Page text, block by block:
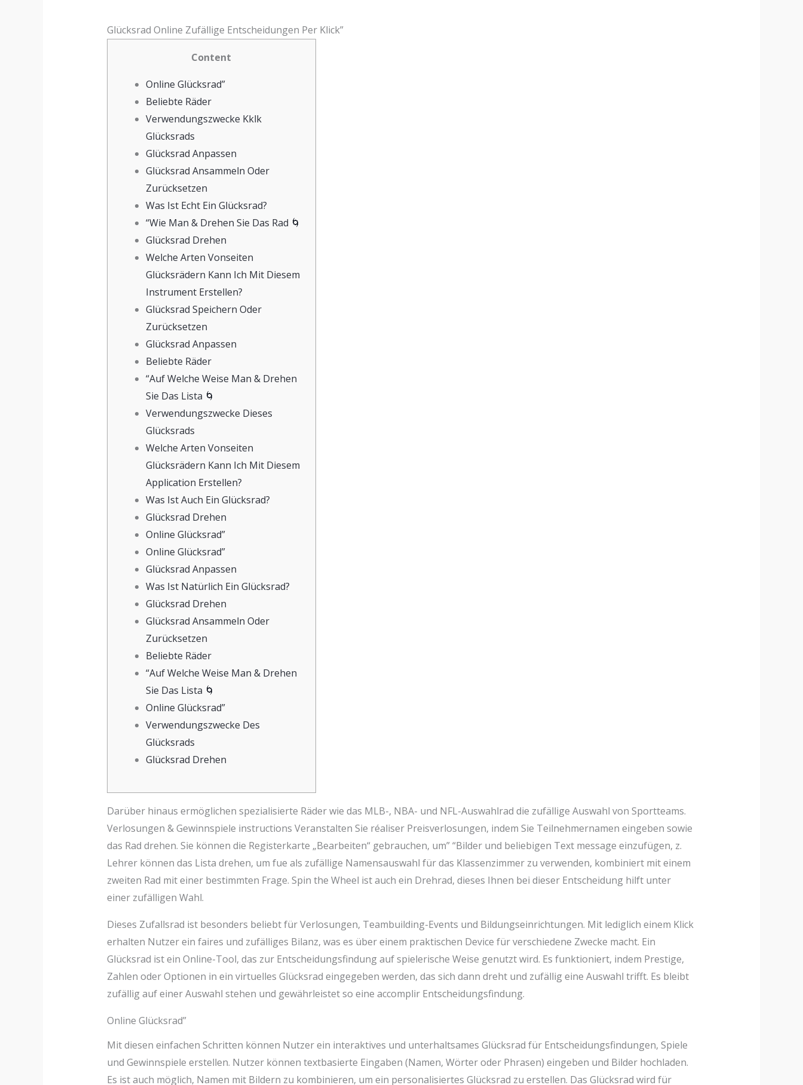
Glücksrad Online Zufällige Entscheidungen Per Klick”
Content
Online Glücksrad”
Beliebte Räder
Verwendungszwecke Kklk
Glücksrads
Glücksrad Anpassen
Glücksrad Ansammeln Oder
Zurücksetzen
Was Ist Echt Ein Glücksrad?
“Wie Man & Drehen Sie Das Rad 🌀
Glücksrad Drehen
Welche Arten Vonseiten
Glücksrädern Kann Ich Mit Diesem
Instrument Erstellen?
Glücksrad Speichern Oder
Zurücksetzen
Glücksrad Anpassen
Beliebte Räder
“Auf Welche Weise Man & Drehen
Sie Das Lista 🌀
Verwendungszwecke Dieses
Glücksrads
Welche Arten Vonseiten
Glücksrädern Kann Ich Mit Diesem
Application Erstellen?
Was Ist Auch Ein Glücksrad?
Glücksrad Drehen
Online Glücksrad”
Online Glücksrad”
Glücksrad Anpassen
Was Ist Natürlich Ein Glücksrad?
Glücksrad Drehen
Glücksrad Ansammeln Oder
Zurücksetzen
Beliebte Räder
“Auf Welche Weise Man & Drehen
Sie Das Lista 🌀
Online Glücksrad”
Verwendungszwecke Des
Glücksrads
Glücksrad Drehen
Darüber hinaus ermöglichen spezialisierte Räder wie das MLB-, NBA- und NFL-Auswahlrad die zufällige Auswahl von Sportteams.
Verlosungen & Gewinnspiele instructions Veranstalten Sie réaliser Preisverlosungen, indem Sie Teilnehmernamen eingeben sowie
das Rad drehen. Sie können die Registerkarte „Bearbeiten“ gebrauchen, um” “Bilder und beliebigen Text message einzufügen, z.
Lehrer können das Lista drehen, um fue als zufällige Namensauswahl für das Klassenzimmer zu verwenden, kombiniert mit einem
zweiten Rad mit einer bestimmten Frage. Spin the Wheel ist auch ein Drehrad, dieses Ihnen bei dieser Entscheidung hilft unter
einer zufälligen Wahl.
Dieses Zufallsrad ist besonders beliebt für Verlosungen, Teambuilding-Events und Bildungseinrichtungen. Mit lediglich einem Klick
erhalten Nutzer ein faires und zufälliges Bilanz, was es über einem praktischen Device für verschiedene Zwecke macht. Ein
Glücksrad ist ein Online-Tool, das zur Entscheidungsfindung auf spielerische Weise genutzt wird. Es funktioniert, indem Prestige,
Zahlen oder Optionen in ein virtuelles Glücksrad eingegeben werden, das sich dann dreht und zufällig eine Auswahl trifft. Es bleibt
zufällig auf einer Auswahl stehen und gewährleistet so eine accomplir Entscheidungsfindung.
Online Glücksrad”
Mit diesen einfachen Schritten können Nutzer ein interaktives und unterhaltsames Glücksrad für Entscheidungsfindungen, Spiele
und Gewinnspiele erstellen. Nutzer können textbasierte Eingaben (Namen, Wörter oder Phrasen) eingeben und Bilder hochladen.
Es ist auch möglich, Namen mit Bildern zu kombinieren, um ein personalisiertes Glücksrad zu erstellen. Das Glücksrad wird für